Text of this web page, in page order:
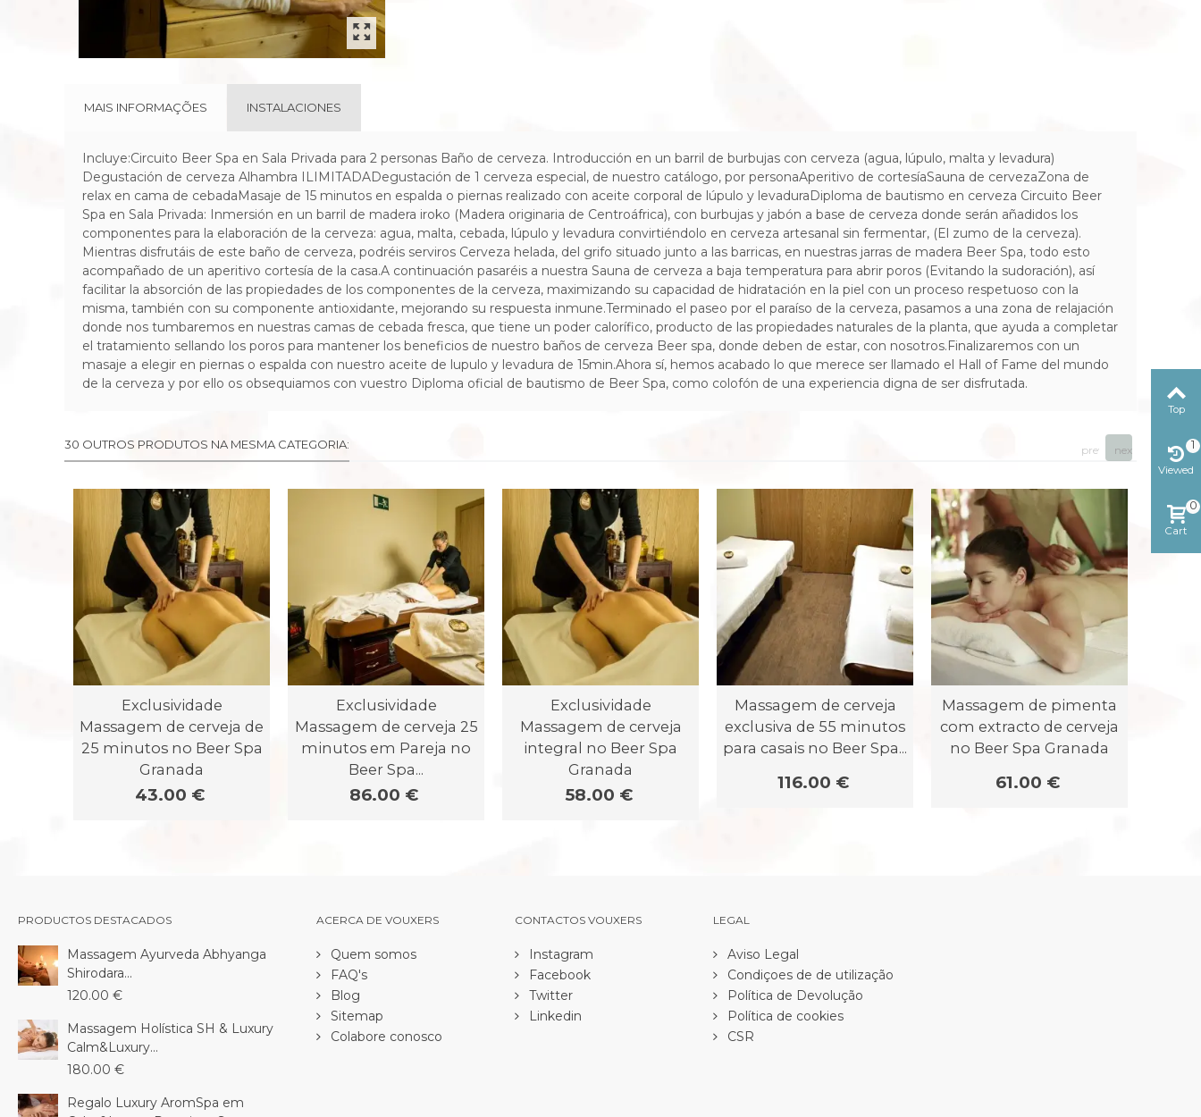
MAIS INFORMAÇÕES INSTALACIONES
Incluye:Circuito Beer Spa en Sala Privada para 2 personas Baño de cerveza. Introducción en un barril de burbujas con cerveza (agua, lúpulo, malta y levadura)
Degustación de cerveza Alhambra ILIMITADADegustación de 1 cerveza especial, de nuestro catálogo, por personaAperitivo de cortesíaSauna de cervezaZona de
relax en cama de cebadaMasaje de 15 minutos en espalda o piernas realizado con aceite corporal de lúpulo y levaduraDiploma de bautismo en cerveza Circuito Beer
Spa en Sala Privada: Inmersión en un barril de madera iroko (Madera originaria de Centroáfrica), con burbujas y jabón a base de cerveza donde serán añadidos los
componentes para la elaboración de la cerveza: agua, malta, cebada, lúpulo y levadura convirtiéndolo en cerveza artesanal sin fermentar, (El zumo de la cerveza).
Mientras disfrutáis de este baño de cerveza, podréis serviros Cerveza helada, del grifo situado junto a las barricas, en nuestras jarras de madera Beer Spa, todo esto
acompañado de un aperitivo cortesía de la casa.A continuación pasaréis a nuestra Sauna de cerveza a baja temperatura para abrir poros (Evitando la sudoración), así
facilitar la absorción de las propiedades de los componentes de la cerveza, maximizando su capacidad de hidratación en la piel con un proceso respetuoso con la
misma, también con su componente antioxidante, mejorando su respuesta inmune.Terminado el paseo por el paraíso de la cerveza, pasamos a una zona de relajación
donde nos tumbaremos en nuestras camas de cebada fresca, que tiene un poder calorífico, producto de las propiedades naturales de la planta, que ayuda a completar
el tratamiento sellando los poros para mantener los beneficios de nuestro baños de cerveza Beer spa, donde deben de estar, con nosotros.Finalizaremos con un
masaje a elegir en piernas o espalda con nuestro aceite de lupulo y levadura de 15min.Ahora sí, hemos acabado lo que merece ser llamado el Hall of Fame del mundo
de la cerveza y por ello os obsequiamos con vuestro Diploma oficial de bautismo de Beer Spa, como colofón de una experiencia digna de ser disfrutada.
30 OUTROS PRODUTOS NA MESMA CATEGORIA:
Exclusividade
Massagem de cerveja de
25 minutos no Beer Spa
Granada
43.00 €
Exclusividade
Massagem de cerveja 25
minutos em Pareja no
Beer Spa...
86.00 €
Exclusividade
Massagem de cerveja
integral no Beer Spa
Granada
58.00 €
Massagem de cerveja
exclusiva de 55 minutos
para casais no Beer Spa...
116.00 €
Massagem de pimenta
com extracto de cerveja
no Beer Spa Granada
61.00 €
prev next
PRODUCTOS DESTACADOS
Massagem Ayurveda Abhyanga
Shirodara...
120.00 €
Massagem Holística SH & Luxury
Calm&Luxury...
180.00 €
Regalo Luxury AromSpa em
ACERCA DE VOUXERS
Quem somos
FAQ's
Blog
Sitemap
Colabore conosco
CONTACTOS VOUXERS
Instagram
Facebook
Twitter
Linkedin
LEGAL
Aviso Legal
Condiçoes de de utilização
Política de Devolução
Política de cookies
CSR
Top
Viewed
1
Cart
0